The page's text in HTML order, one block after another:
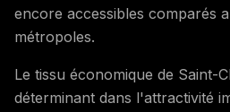
encore accessibles comparés
métropoles.
Le tissu économique de Saint-
déterminant dans l'attractivité